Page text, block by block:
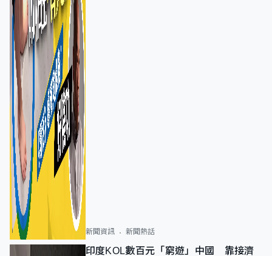
新聞資訊 新聞熱話
印度KOL數百元「窮遊」中國 靠接濟